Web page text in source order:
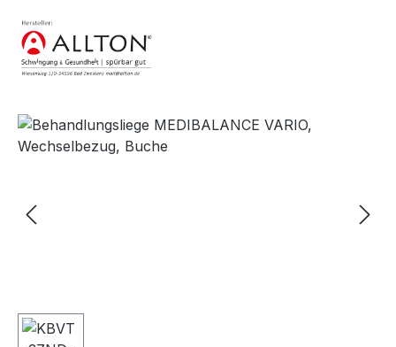
Bildergalerie überspringen